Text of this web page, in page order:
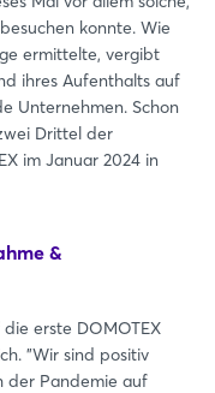
konnte. Wie
ermittelte, vergibt
ihres Aufenthalts auf
Unternehmen. Schon
Drittel der
im Januar 2024 in
&
erste DOMOTEX
"Wir sind positiv
der Pandemie auf